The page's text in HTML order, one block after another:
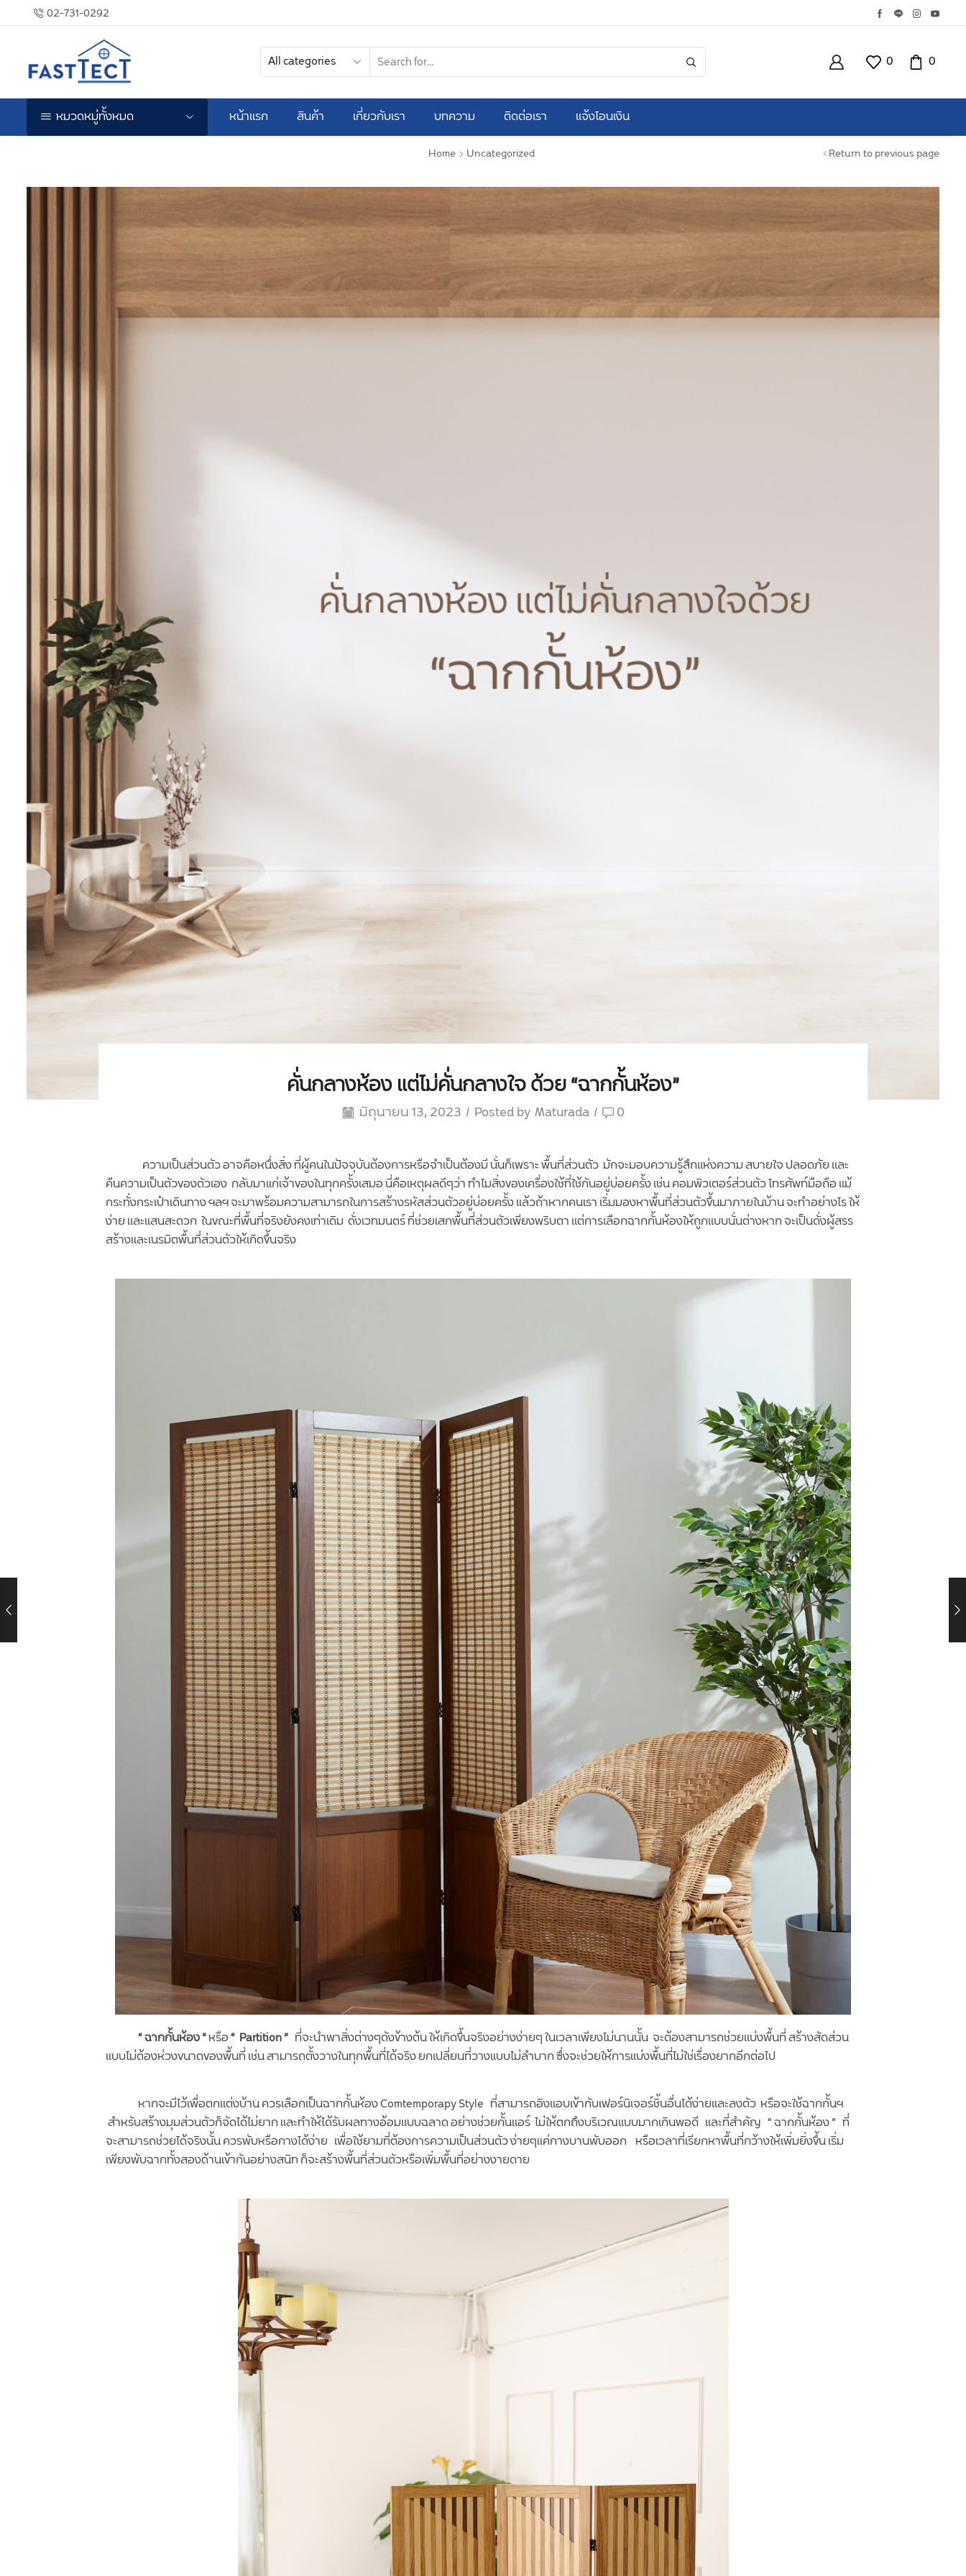
02-731-0292
0 0
หมวดหมู่ทั้งหมด หน้าแรก สินค้า เกี่ยวกับเรา บทความ ติดต่อเรา แจ้งโอนเงิน
Return to previous page
Home Uncategorized
คั่นกลางห้อง แต่ไม่คั่นกลางใจ ด้วย “ฉากกั้นห้อง”
มิถุนายน 13, 2023 / Posted byMaturada / 0
ความเป็นส่วนตัว อาจคือหนึ่งสิ่ง ที่ผู้คนในปัจจุบันต้องการหรือจำเป็นต้องมี นั่นก็เพราะ พื้นที่ส่วนตัว มักจะมอบความรู้สึกแห่งความ สบายใจ ปลอดภัย และ
คืนความเป็นตัวของตัวเอง กลับมาแก่เจ้าของในทุกครั้งเสมอ นี่คือเหตุผลดีๆว่า ทำไมสิ่งของเครื่องใช้ที่ใช้กันอยู่บ่อยครั้ง เช่น คอมพิวเตอร์ส่วนตัว โทรศัพท์มือถือ แม้
กระทั่งกระเป๋าเดินทาง ฯลฯ จะมาพร้อมความสามารถในการสร้างรหัสส่วนตัวอยู่บ่อยครั้ง แล้วถ้าหากคนเรา เริ่มมองหาพื้นที่ส่วนตัวขึ้นมาภายในบ้าน จะทำอย่างไร ให้
ง่าย และแสนสะดวก ในขณะที่พื้นที่จริงยังคงเท่าเดิม ดั่งเวทมนตร์ ที่ช่วยเสกพื้นที่ส่วนตัวเพียงพริบตา แต่การเลือกฉากกั้นห้องให้ถูกแบบนั่นต่างหาก จะเป็นดั่งผู้สรร
สร้างและเนรมิตพื้นที่ส่วนตัวให้เกิดขึ้นจริง
“ ฉากกั้นห้อง ”หรือ“ Partition ” ที่จะนำพาสิ่งต่างๆดังข้างต้น ให้เกิดขึ้นจริงอย่างง่ายๆ ในเวลาเพียงไม่นานนั้น จะต้องสามารถช่วยแบ่งพื้นที่ สร้างสัดส่วน
แบบไม่ต้องห่วงขนาดของพื้นที่ เช่น สามารถตั้งวางในทุกพื้นที่ได้จริง ยกเปลี่ยนที่วางแบบไม่ลำบาก ซึ่งจะช่วยให้การแบ่งพื้นที่ไม่ใช่เรื่องยากอีกต่อไป
หากจะมีไว้เพื่อตกแต่งบ้าน ควรเลือกเป็นฉากกั้นห้อง Comtemporapy Style ที่สามารถอิงแอบเข้ากับเฟอร์นิเจอร์ชิ้นอื่นได้ง่ายและลงตัว หรือจะใช้ฉากกั้นฯ
สำหรับสร้างมุมส่วนตัวก็จัดได้ไม่ยาก และทำให้ได้รับผลทางอ้อมแบบฉลาด อย่างช่วยกั้นแอร์ ไม่ให้ตกถึงบริเวณแบบมากเกินพอดี และที่สำคัญ “ ฉากกั้นห้อง ” ที่
จะสามารถช่วยได้จริงนั้น ควรพับหรือกางได้ง่าย เพื่อใช้ยามที่ต้องการความเป็นส่วนตัว ง่ายๆแค่กางบานพับออก หรือเวลาที่เรียกหาพื้นที่กว้างให้เพิ่มยิ่งขึ้น เริ่ม
เพียงพับฉากทั้งสองด้านเข้ากันอย่างสนิท ก็จะสร้างพื้นที่ส่วนตัวหรือเพิ่มพื้นที่อย่างงายดาย